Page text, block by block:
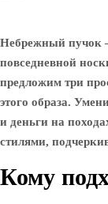
Небрежный пучок
повседневной
предложим три
этого образа.
и деньги на
стилями,
Кому